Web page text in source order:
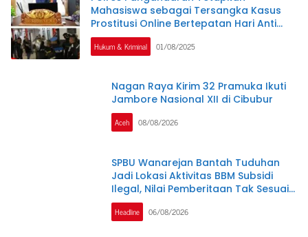
Mahasiswa sebagai Tersangka Kasus
Prostitusi Online Bertepatan Hari Anti
Perdagangan Manusia
Hukum & Kriminal 01/08/2025
Nagan Raya Kirim 32 Pramuka Ikuti
Jambore Nasional XII di Cibubur
Aceh 08/08/2026
SPBU Wanarejan Bantah Tuduhan
Jadi Lokasi Aktivitas BBM Subsidi
Ilegal, Nilai Pemberitaan Tak Sesuai
Kode Etik Jurnalistik dan
Pertimbangkan Jalur Hukum
Headline 06/08/2026